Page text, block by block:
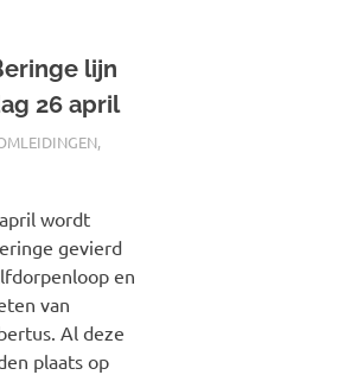
lijn
26 april
,
wordt
gevierd
en
van
Al deze
plaats op